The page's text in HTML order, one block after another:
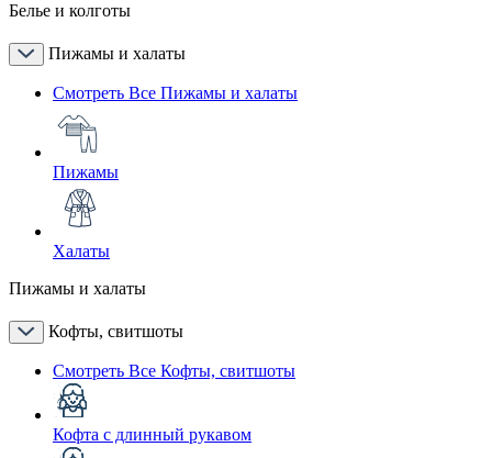
Белье и колготы
Пижамы и халаты
Смотреть Все Пижамы и халаты
Пижамы
Халаты
Пижамы и халаты
Кофты, свитшоты
Смотреть Все Кофты, свитшоты
Кофта с длинный рукавом